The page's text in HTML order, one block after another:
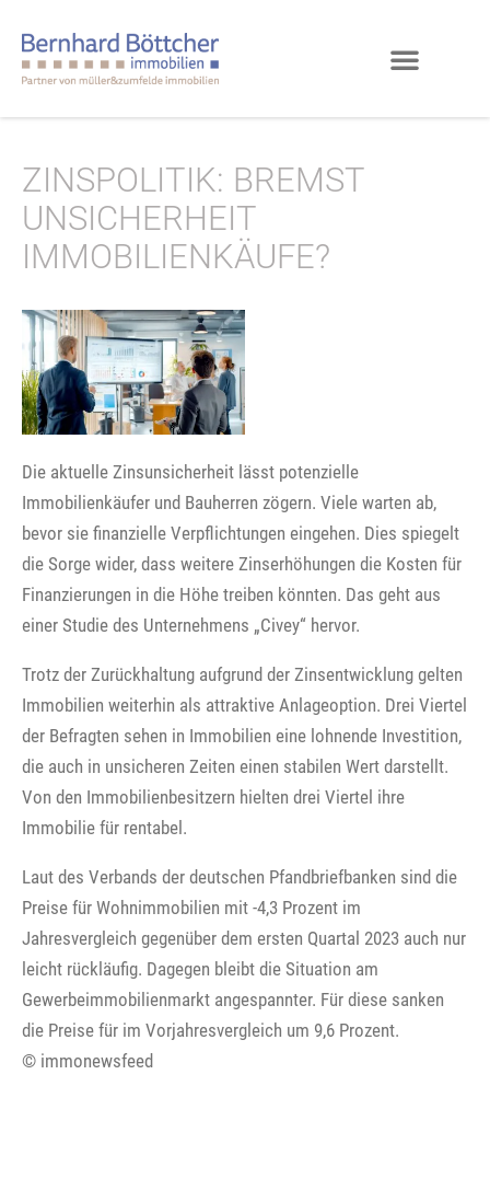
ZINSPOLITIK: BREMST
UNSICHERHEIT
IMMOBILIENKÄUFE?
Die aktuelle Zinsunsicherheit lässt potenzielle
Immobilienkäufer und Bauherren zögern. Viele warten ab,
bevor sie finanzielle Verpflichtungen eingehen. Dies spiegelt
die Sorge wider, dass weitere Zinserhöhungen die Kosten für
Finanzierungen in die Höhe treiben könnten. Das geht aus
einer Studie des Unternehmens „Civey“ hervor.
Trotz der Zurückhaltung aufgrund der Zinsentwicklung gelten
Immobilien weiterhin als attraktive Anlageoption. Drei Viertel
der Befragten sehen in Immobilien eine lohnende Investition,
die auch in unsicheren Zeiten einen stabilen Wert darstellt.
Von den Immobilienbesitzern hielten drei Viertel ihre
Immobilie für rentabel.
Laut des Verbands der deutschen Pfandbriefbanken sind die
Preise für Wohnimmobilien mit -4,3 Prozent im
Jahresvergleich gegenüber dem ersten Quartal 2023 auch nur
leicht rückläufig. Dagegen bleibt die Situation am
Gewerbeimmobilienmarkt angespannter. Für diese sanken
die Preise für im Vorjahresvergleich um 9,6 Prozent.
© immonewsfeed